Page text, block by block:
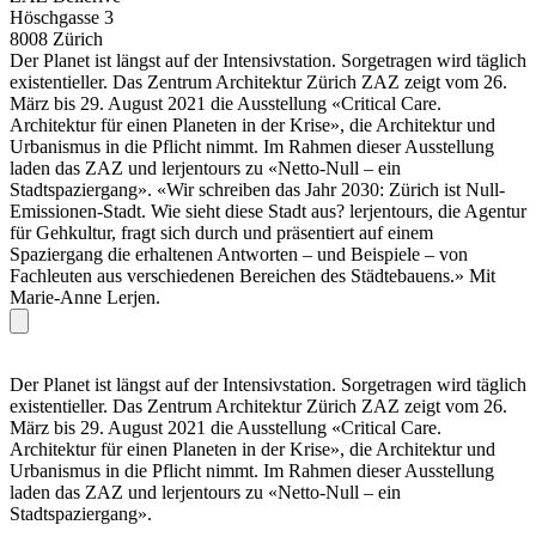
Höschgasse 3
8008 Zürich
Der Planet ist längst auf der Intensivstation. Sorgetragen wird täglich
existentieller. Das Zentrum Architektur Zürich ZAZ zeigt vom 26.
März bis 29. August 2021 die Ausstellung «Critical Care.
Architektur für einen Planeten in der Krise», die Architektur und
Urbanismus in die Pflicht nimmt. Im Rahmen dieser Ausstellung
laden das ZAZ und lerjentours zu «Netto-Null – ein
Stadtspaziergang». «Wir schreiben das Jahr 2030: Zürich ist Null-
Emissionen-Stadt. Wie sieht diese Stadt aus? lerjentours, die Agentur
für Gehkultur, fragt sich durch und präsentiert auf einem
Spaziergang die erhaltenen Antworten – und Beispiele – von
Fachleuten aus verschiedenen Bereichen des Städtebauens.» Mit
Marie-Anne Lerjen.
Der Planet ist längst auf der Intensivstation. Sorgetragen wird täglich
existentieller. Das Zentrum Architektur Zürich ZAZ zeigt vom 26.
März bis 29. August 2021 die Ausstellung «Critical Care.
Architektur für einen Planeten in der Krise», die Architektur und
Urbanismus in die Pflicht nimmt. Im Rahmen dieser Ausstellung
laden das ZAZ und lerjentours zu «Netto-Null – ein
Stadtspaziergang».